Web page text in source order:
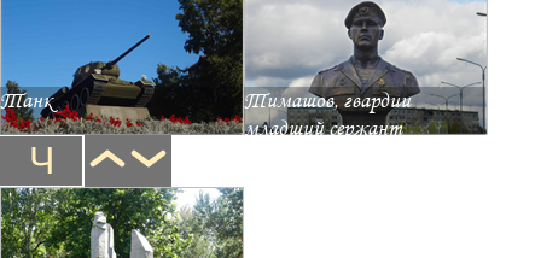
Танк
Тимашов, гвардии
младший сержант
Ч